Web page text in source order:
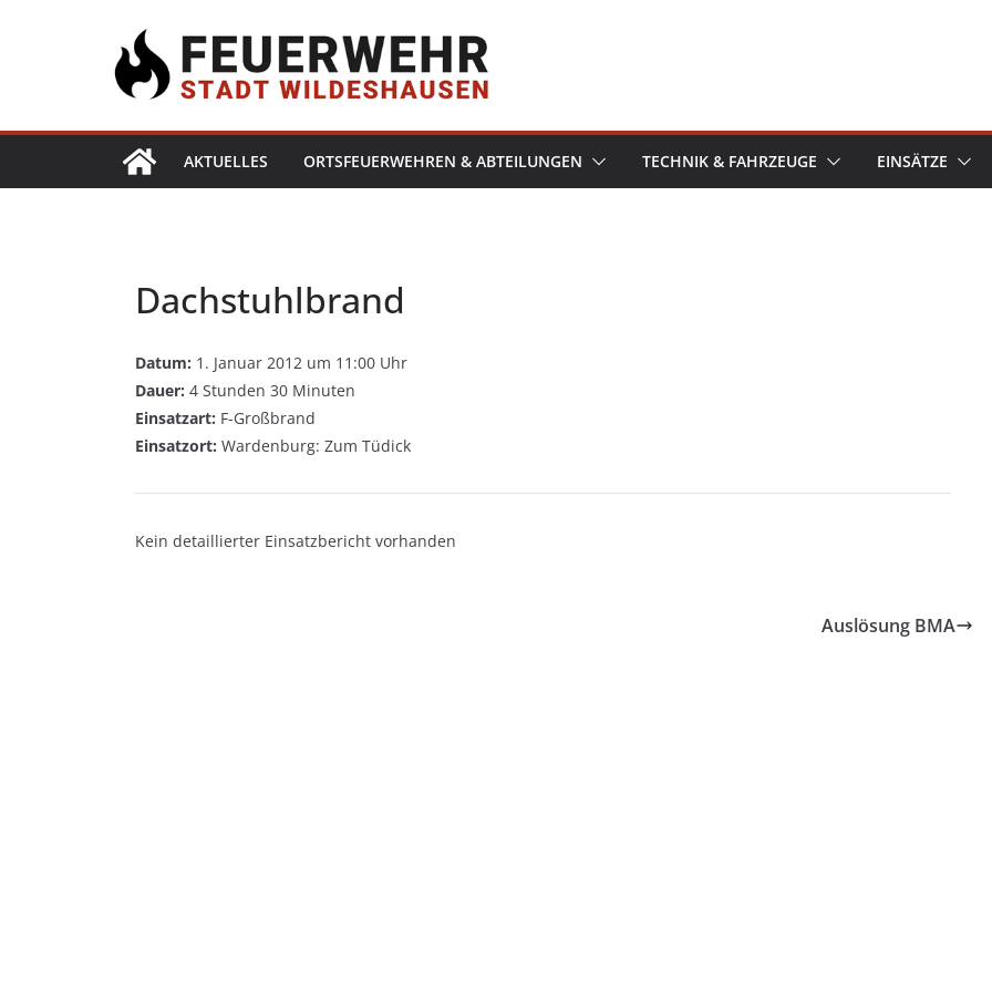
AKTUELLES ORTSFEUERWEHREN & ABTEILUNGEN TECHNIK & FAHRZEUGE EINSÄTZE
Dachstuhlbrand
Datum: 1. Januar 2012 um 11:00 Uhr
Dauer: 4 Stunden 30 Minuten
Einsatzart: F-Großbrand
Einsatzort: Wardenburg: Zum Tüdick
Kein detaillierter Einsatzbericht vorhanden
Auslösung BMA